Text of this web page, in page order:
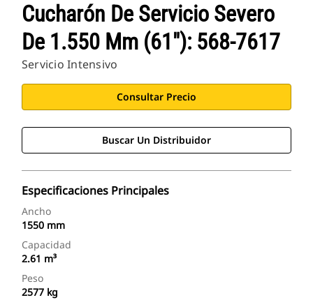
Cucharón De Servicio Severo
De 1.550 Mm (61"): 568-7617
Servicio Intensivo
Consultar Precio
Buscar Un Distribuidor
Especificaciones Principales
Ancho
1550 mm
Capacidad
2.61 m³
Peso
2577 kg